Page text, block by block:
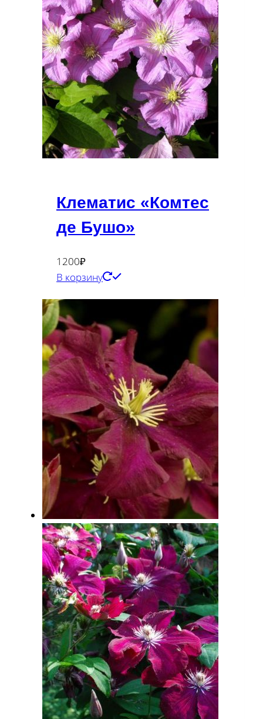
Клематис «Комтес
де Бушо»
1200₽
В корзину